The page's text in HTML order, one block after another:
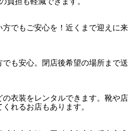
方でもご安心を！近くまで迎えに来
でも安心。閉店後希望の場所まで送
の衣装をレンタルできます。靴や店
れるお店もあります。